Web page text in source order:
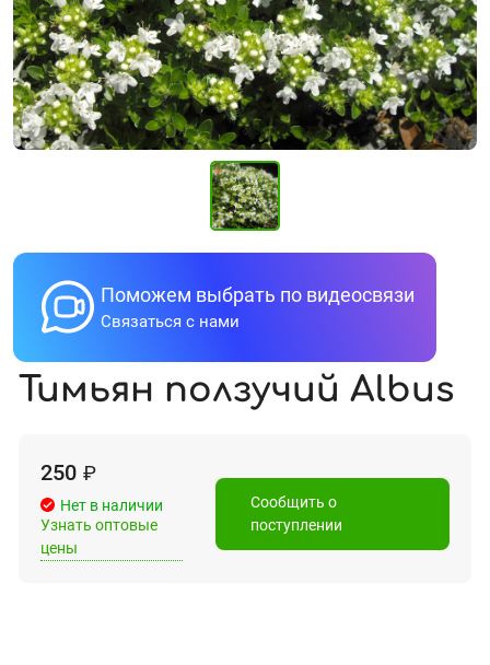
Поможем выбрать по видеосвязи
Связаться с нами
Тимьян ползучий Albus
250 ₽
Нет в наличии
Узнать оптовые
цены
Сообщить о
поступлении